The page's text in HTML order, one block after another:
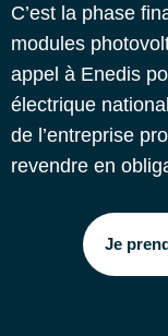
C’est la phase
modules
appel à Enedis
électrique
de l’entreprise
revendre en
Je